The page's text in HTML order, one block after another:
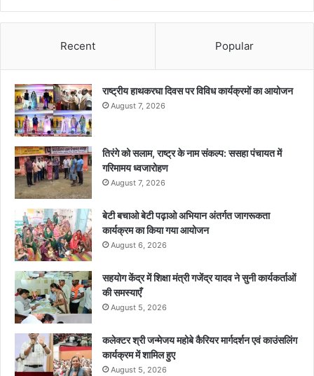
Recent Popular
राष्ट्रीय हाथकरघा दिवस पर विविध कार्यक्रमों का आयोजन
August 7, 2026
तिरंगे को सलाम, राष्ट्र के नाम संकल्प: ससहा पंचायत में
गरिमामय ध्वजारोहण
August 7, 2026
बेटी बचाओ बेटी पढ़ाओ अभियान अंतर्गत जागरूकता
कार्यक्रम का किया गया आयोजन
August 6, 2026
सहयोग केंद्र में शिक्षा मंत्री गजेंद्र यादव ने सुनी कार्यकर्ताओं
की समस्याएँ
August 5, 2026
कलेक्टर श्री जन्मेजय महोबे कैरियर मार्गदर्शन एवं काउंसलिंग
कार्यक्रम में शामिल हुए
August 5, 2026